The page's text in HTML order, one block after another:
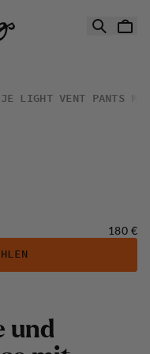
LIGHT VENT PANTS M
Preis:
180 €
und